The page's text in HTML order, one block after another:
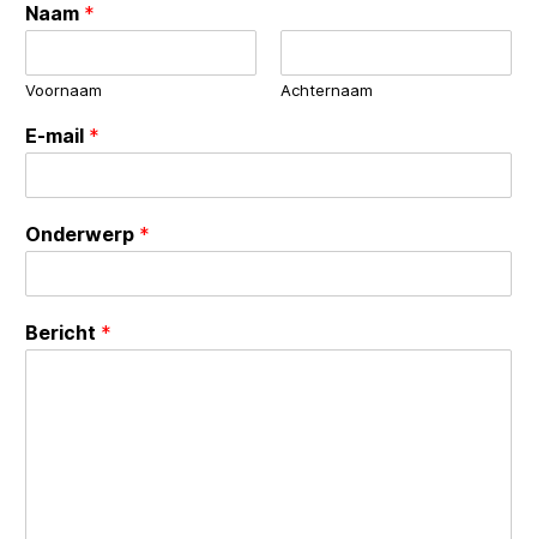
Naam *
Voornaam Achternaam
E-mail *
Onderwerp *
Bericht *